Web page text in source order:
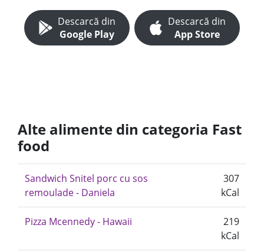
Descarcă din
Google Play
Descarcă din
App Store
Alte alimente din categoria Fast
food
Sandwich Snitel porc cu sos
remoulade - Daniela
307
kCal
Pizza Mcennedy - Hawaii
219
kCal